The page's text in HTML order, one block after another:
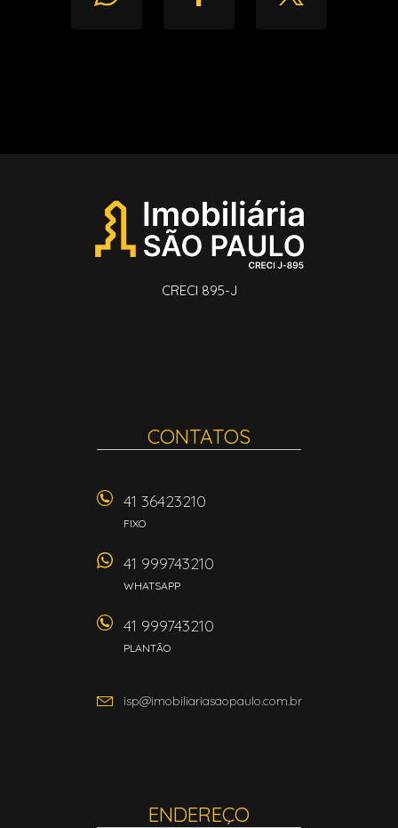
CRECI 895-J
CONTATOS
41 36423210
FIXO
41 999743210
WHATSAPP
41 999743210
PLANTÃO
isp@imobiliariasaopaulo.com.br
ENDEREÇO